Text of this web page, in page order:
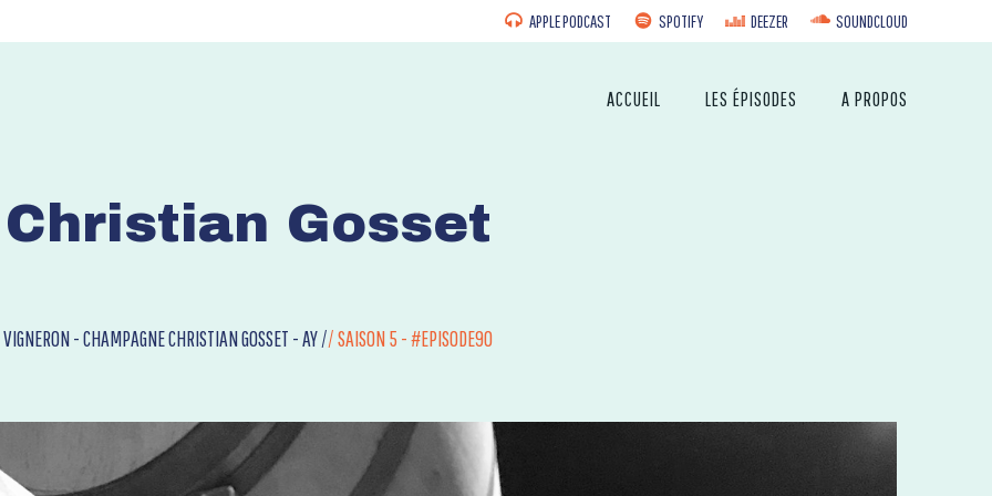
APPLE PODCAST SPOTIFY DEEZER SOUNDCLOUD
ACCUEIL LES ÉPISODES A PROPOS
Christian Gosset
VIGNERON - CHAMPAGNE CHRISTIAN GOSSET - AY //SAISON 5 - #EPISODE90